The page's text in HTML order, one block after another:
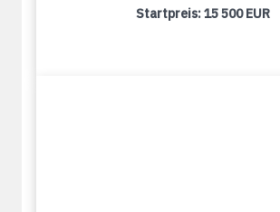
Startpreis:15 500 EUR